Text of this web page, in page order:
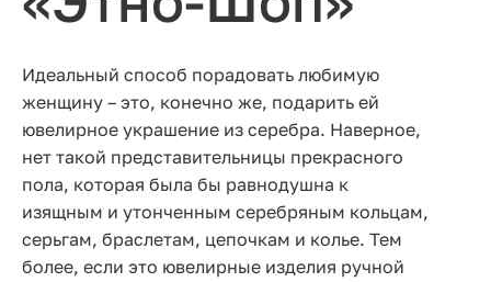
Идеальный способ порадовать любимую
женщину – это, конечно же, подарить ей
ювелирное украшение из серебра. Наверное,
нет такой представительницы прекрасного
пола, которая была бы равнодушна к
изящным и утонченным серебряным кольцам,
серьгам, браслетам, цепочкам и колье. Тем
более, если это ювелирные изделия ручной